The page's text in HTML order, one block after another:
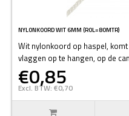
NYLONKOORD WIT 6MM (ROL=80MTR)
Wit nylonkoord op haspel,
vlaggen op te hangen, op de
€0,85
Excl. BTW: €0,70